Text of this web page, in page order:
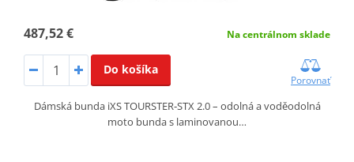
487,52 € Na centrálnom sklade
Do košíka
Porovnať
Dámská bunda iXS TOURSTER‑STX 2.0 – odolná a voděodolná
moto bunda s laminovanou…